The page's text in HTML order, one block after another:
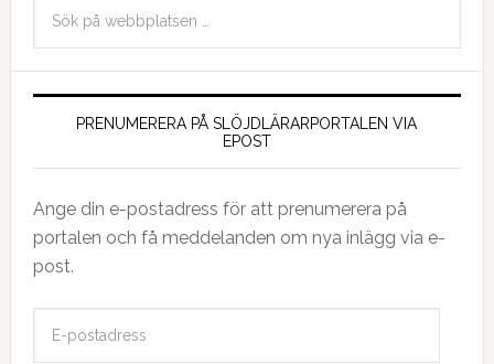
PRENUMERERA PÅ SLÖJDLÄRARPORTALEN VIA
EPOST
Ange din e-postadress för att prenumerera på
portalen och få meddelanden om nya inlägg via e-
post.